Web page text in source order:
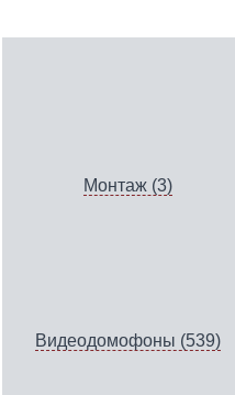
Монтаж (3)
Видеодомофоны (539)